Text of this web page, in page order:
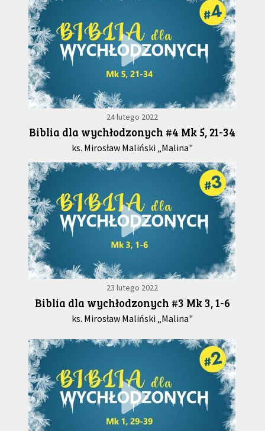
24 lutego 2022
Biblia dla wychłodzonych #4 Mk 5, 21-34
ks. Mirosław Maliński „Malina"
23 lutego 2022
Biblia dla wychłodzonych #3 Mk 3, 1-6
ks. Mirosław Maliński „Malina"